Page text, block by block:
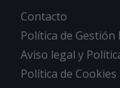
Contacto
Política de
Aviso legal y
Política de Cookies